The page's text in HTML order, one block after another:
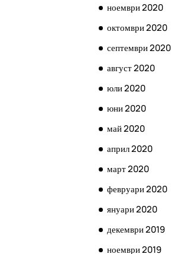
ноември 2020
октомври 2020
септември 2020
август 2020
юли 2020
юни 2020
май 2020
април 2020
март 2020
февруари 2020
януари 2020
декември 2019
ноември 2019